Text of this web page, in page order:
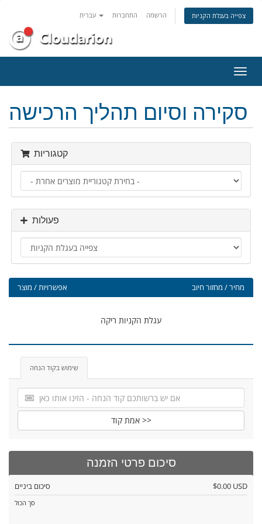
התחברות הרשמה צפייה בעגלת הקניות
ניווט
סקירה וסיום תהליך הרכישה
קטגוריות
פעולות
אפשרויות / מוצר מחיר / מחזור חיוב
עגלת הקניות ריקה
שימוש בקוד הנחה
אמת קוד >>
סיכום פרטי הזמנה
סיכום ביניים $0.00 USD
סך הכול